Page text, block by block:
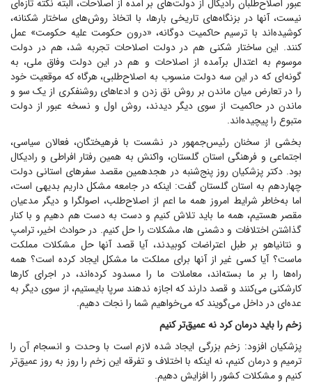
عبور اصلاح‌طلبان رادیکال از دولت‌های بر آمده از اصلاحات، البته نکته تازه‌ای
نیست، آنها در بزنگاه‌های تاریخی بارها، با اتخاذ روش‌های ساختار شکنانه،
کوشیده‌اند با ترسیم حاکمیت دوگانه، «درون حکومت علیه حکومت» عمل
کنند. این ساختار شکنی هم در دولت اصلاحات تجربه شد، هم در دولت
موسوم به اعتدال برآمده از اصلاحات و هم در این دولت وفاق ملی، به
گونه‌ای که در این سه دولت منسوب به اصلاح‌طلبی، هرگاه که موقعیت خود
را در تعارض میان ماندن بر روش نق زدن و ادعا‌های روشنفکری از یک سو و
ماندن در حاکمیت از سوی دیگر دیدند، روش اول و نسخه عبور از دولت
متبوع را پیچیده‌اند.
بخشی از سخنان رئیس‌جمهور در نشست با فرهیختگان، فعالان سیاسی،
اجتماعی و فرهنگی استان گلستان، واکنش به همین رفتار افراطی و رادیکال
بود. دکتر پزشکیان روز پنج‌شنبه در هجدهمین مقصد سفر‌های استانی دولت
چهاردهم به استان گلستان گفت: اینکه در جامعه مشکل داریم بدیهی است،
اما به‌خاطر شرایط امروز همه ما اعم از اصلاح‌طلب، اصولگرا و دیگر مدعیان
مقصر هستیم، همه ما باید تلاش کنیم و دست به دست هم دهیم و با کنار
گذاشتن اختلافات و دشمنی ها، مشکلات را حل کنیم. در حوادث اخیر، ترامپ
و نتانیاهو بر طبل اعتراضات کوبیدند، آیا قصد آنها حل مشکلات مملکت
ماست؟ آیا کسی غیر از آنها برای مملکت ما مشکل ایجاد کرده است؟ همه
راه‌ها را بر ما بسته‌اند، معاملات ما را مسدود کرده‌اند، در اجرای کار‌ها
کارشکنی می‌کنند و قصد دارند که اجازه ندهند سرپا بایستیم، از سوی دیگر به
عده‌ای در داخل می‌گویند که می‌خواهیم شما را نجات دهیم.
زخم را باید درمان کرد نه عمیق‌تر کنیم
پزشکیان افزود: زخم بزرگی ایجاد شده لازم است با وحدت و انسجام آن را
ترمیم و درمان کنیم، نه اینکه با اختلاف و تفرقه این زخم را روز به روز عمیق‌تر
کنیم و مشکلات کشور را افزایش دهیم.